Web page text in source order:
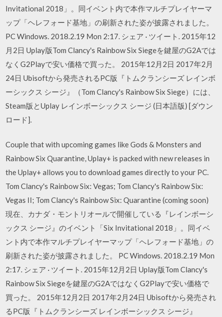
Invitational 2018」。同イベント内で本作マルチプレイヤーマ
ップ「ヘレフォード基地」の刷新された姿が披露されました。
PC Windows. 2018.2.19 Mon 2:17. シェア · ツイート. 2015年12
月2日 Uplay版Tom Clancy's Rainbow Six Siegeを鍵屋のG2Aでは
なくG2Playで安い価格で買った。 2015年12月2日 2017年2月
24日 Ubisoftから発売されるPC版『トムクランシーズ レインボ
ーシックス シージ』（Tom Clancy's Rainbow Six Siege）には、
Steam版とUplay レインボーシックス シージ (日本語版) [ダウン
ロード].
Couple that with upcoming games like Gods & Monsters and
Rainbow Six Quarantine, Uplay+ is packed with new releases in
the Uplay+ allows you to download games directly to your PC.
Tom Clancy's Rainbow Six: Vegas; Tom Clancy's Rainbow Six:
Vegas II; Tom Clancy's Rainbow Six: Quarantine (coming soon)
現在、カナダ・モントリオールで開催している『レインボーシ
ックス シージ』のイベント「Six Invitational 2018」。同イベ
ント内で本作マルチプレイヤーマップ「ヘレフォード基地」の
刷新された姿が披露されました。 PC Windows. 2018.2.19 Mon
2:17. シェア · ツイート. 2015年12月2日 Uplay版Tom Clancy's
Rainbow Six Siegeを鍵屋のG2AではなくG2Playで安い価格で
買った。 2015年12月2日 2017年2月24日 Ubisoftから発売され
るPC版『トムクランシーズ レインボーシックス シージ』